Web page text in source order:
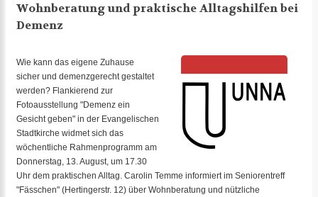
Wohnberatung und praktische Alltagshilfen bei
Demenz
Wie kann das eigene Zuhause
sicher und demenzgerecht gestaltet
werden? Flankierend zur
Fotoausstellung "Demenz ein
Gesicht geben" in der Evangelischen
Stadtkirche widmet sich das
wöchentliche Rahmenprogramm am
Donnerstag, 13. August, um 17.30
Uhr dem praktischen Alltag. Carolin Temme informiert im Seniorentreff
"Fässchen" (Hertingerstr. 12) über Wohnberatung und nützliche